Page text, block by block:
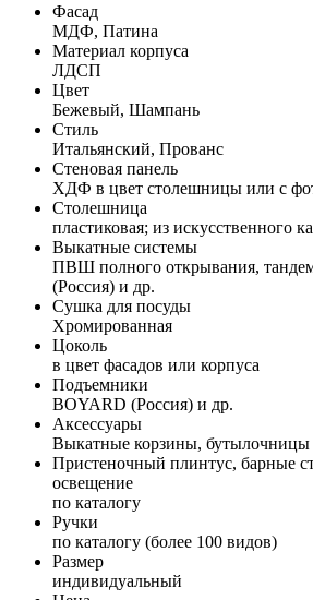
Фасад
МДФ, Патина
Материал корпуса
ЛДСП
Цвет
Бежевый, Шампань
Стиль
Итальянский, Прованс
Стеновая панель
ХДФ в цвет столешницы или с
Столешница
пластиковая; из искусственного
Выкатные системы
ПВШ полного открывания,
(Россия) и др.
Сушка для посуды
Хромированная
Цоколь
в цвет фасадов или корпуса
Подъемники
BOYARD (Россия) и др.
Аксессуары
Выкатные корзины, бутылочницы
Пристеночный плинтус, барные
освещение
по каталогу
Ручки
по каталогу (более 100 видов)
Размер
индивидуальный